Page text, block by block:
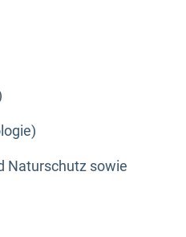
Naturschutz sowie